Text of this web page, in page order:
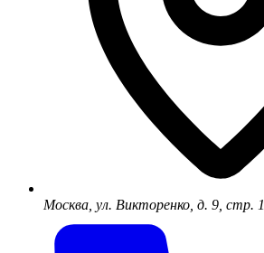
Москва, ул. Викторенко, д. 9, стр. 1